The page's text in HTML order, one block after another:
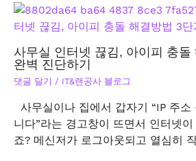
사무실 인터넷 끊김, 아이피 충돌
완벽 진단하기
댓글 달기 / IT&랜공사 블로그
사무실이나 집에서 갑자기 “IP 주소
니다”라는 경고창이 뜨면서 인터넷이
죠? 메신저가 로그아웃되고 열심히